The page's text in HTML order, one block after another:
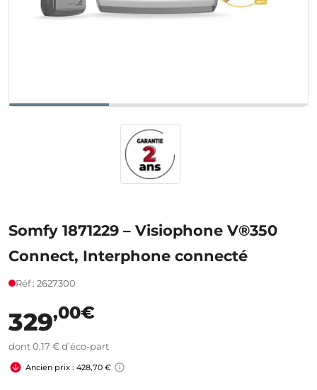
Somfy 1871229 – Visiophone V®350
Connect, Interphone connecté
Réf : 2627300
329,00€
dont 0,17 € d’éco-part
Ancien prix : 428,70 €